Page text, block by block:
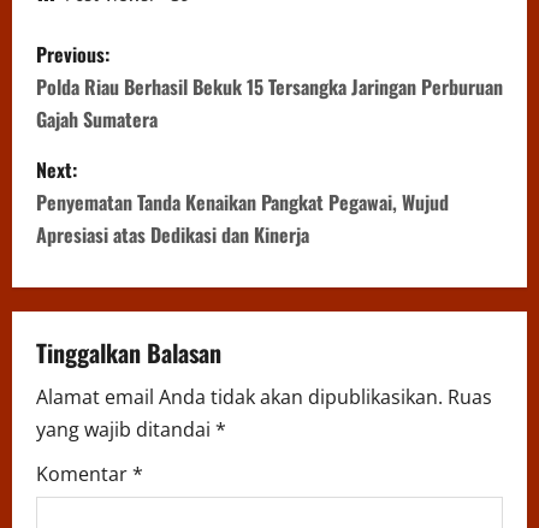
P
o
s
t
n
a
v
i
g
a
Previous:
Polda Riau Berhasil Bekuk 15 Tersangka Jaringan Perburuan
Gajah Sumatera
Next:
Penyematan Tanda Kenaikan Pangkat Pegawai, Wujud
Apresiasi atas Dedikasi dan Kinerja
Tinggalkan Balasan
Alamat email Anda tidak akan dipublikasikan. Ruas
yang wajib ditandai *
Komentar*